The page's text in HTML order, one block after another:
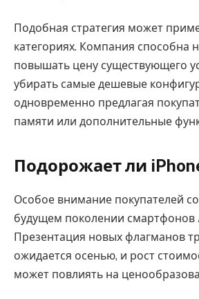
Подобная стратегия может
категориях. Компания способна
повышать цену существующего
убирать самые дешевые
одновременно предлагая
памяти или дополнительные
Подорожает ли
Особое внимание покупателей
будущем поколении смартфонов
Презентация новых флагманов
ожидается осенью, и рост
может повлиять на